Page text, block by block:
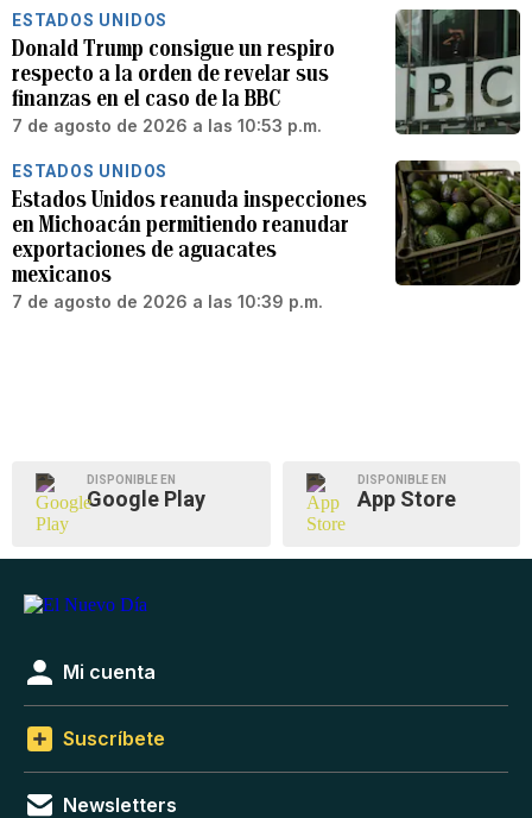
ESTADOS UNIDOS
Donald Trump consigue un respiro
respecto a la orden de revelar sus
finanzas en el caso de la BBC
7 de agosto de 2026 a las 10:53 p.m.
ESTADOS UNIDOS
Estados Unidos reanuda inspecciones
en Michoacán permitiendo reanudar
exportaciones de aguacates
mexicanos
7 de agosto de 2026 a las 10:39 p.m.
DISPONIBLE EN
Google Play
DISPONIBLE EN
App Store
Mi cuenta
Suscríbete
Newsletters